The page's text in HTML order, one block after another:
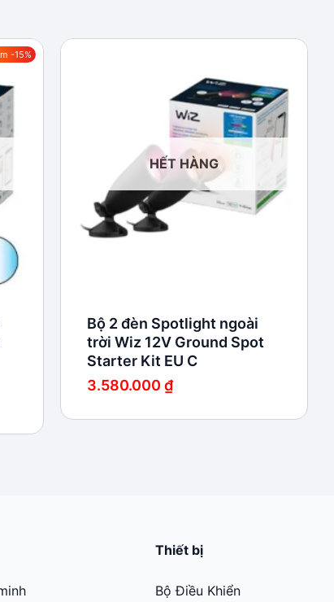
-15%
Add to
Add to
wishlist
HẾT HÀNG
Bộ 2 đèn Spotlight ngoài
trời Wiz 12V Ground Spot
Starter Kit EU C
3.580.000 ₫
Thiết bị
Bộ Điều Khiển